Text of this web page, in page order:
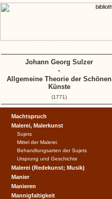
Machtspruch
Malerei, Malerkunst
Sujets
Mittel der Malerei
Behandlungsarten der Sujets
Ursprung und Geschichte
Malerei (Redekunst; Musik)
Manier
Manieren
Mannigfaltigkeit
Johann Georg Sulzer
-
Allgemeine Theorie der Schönen
Künste
(1771)